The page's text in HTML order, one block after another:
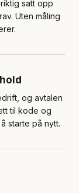
satt opp
Uten måling
og avtalen
til kode og
starte på nytt.